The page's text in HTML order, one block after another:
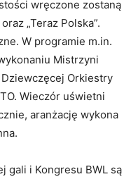
wręczone zostaną
„Teraz Polska”.
W programie m.in.
Mistrzyni
Orkiestry
Wieczór uświetni
aranżację wykona
gali i Kongresu BWL są